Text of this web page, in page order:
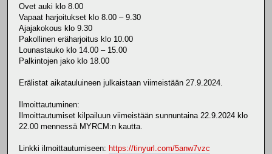
Ovet auki klo 8.00
Vapaat harjoitukset klo 8.00 – 9.30
Ajajakokous klo 9.30
Pakollinen eräharjoitus klo 10.00
Lounastauko klo 14.00 – 15.00
Palkintojen jako klo 18.00
Erälistat aikatauluineen julkaistaan viimeistään 27.9.2024.
Ilmoittautuminen:
Ilmoittautumiset kilpailuun viimeistään sunnuntaina 22.9.2024 klo
22.00 mennessä MYRCM:n kautta.
Linkki ilmoittautumiseen: https://tinyurl.com/5anw7vzc